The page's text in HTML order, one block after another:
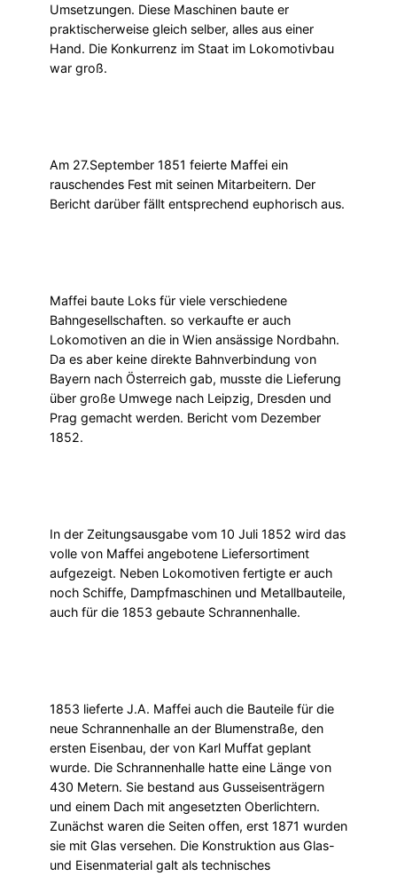
Umsetzungen. Diese Maschinen baute er
praktischerweise gleich selber, alles aus einer
Hand. Die Konkurrenz im Staat im Lokomotivbau
war groß.
Am 27.September 1851 feierte Maffei ein
rauschendes Fest mit seinen Mitarbeitern. Der
Bericht darüber fällt entsprechend euphorisch aus.
Maffei baute Loks für viele verschiedene
Bahngesellschaften. so verkaufte er auch
Lokomotiven an die in Wien ansässige Nordbahn.
Da es aber keine direkte Bahnverbindung von
Bayern nach Österreich gab, musste die Lieferung
über große Umwege nach Leipzig, Dresden und
Prag gemacht werden. Bericht vom Dezember
1852.
In der Zeitungsausgabe vom 10 Juli 1852 wird das
volle von Maffei angebotene Liefersortiment
aufgezeigt. Neben Lokomotiven fertigte er auch
noch Schiffe, Dampfmaschinen und Metallbauteile,
auch für die 1853 gebaute Schrannenhalle.
1853 lieferte J.A. Maffei auch die Bauteile für die
neue Schrannenhalle an der Blumenstraße, den
ersten Eisenbau, der von Karl Muffat geplant
wurde. Die Schrannenhalle hatte eine Länge von
430 Metern. Sie bestand aus Gusseisenträgern
und einem Dach mit angesetzten Oberlichtern.
Zunächst waren die Seiten offen, erst 1871 wurden
sie mit Glas versehen. Die Konstruktion aus Glas-
und Eisenmaterial galt als technisches